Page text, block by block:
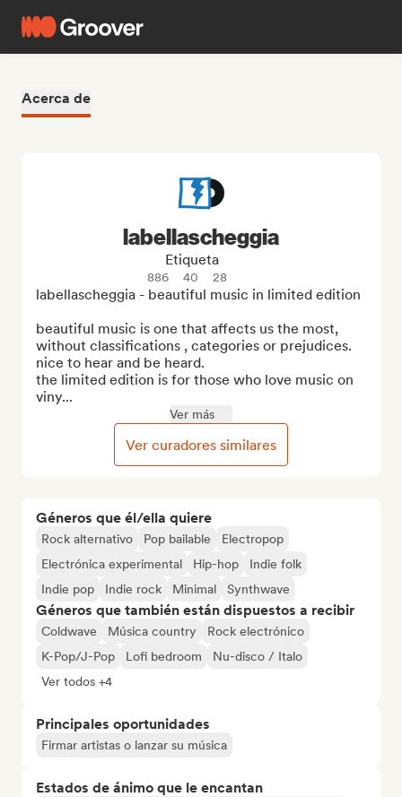
Acerca de
Géneros que él/ella quiere
Rock alternativo Pop bailable
Electropop
Electrónica experimental
Hip-hop
Indie folk
Indie pop
Indie rock Minimal Synthwave
Géneros que también están dispuestos a recibir
Coldwave Música country
Rock electrónico
K-Pop/J-Pop
Lofi bedroom
Nu-disco / Italo
Ver todos +4
Principales oportunidades
Firmar artistas o lanzar su música
Estados de ánimo que le encantan
labellascheggia
Etiqueta
886 40 28
labellascheggia - beautiful music in limited edition
beautiful music is one that affects us the most,
without classifications , categories or prejudices.
nice to hear and be heard.
the limited edition is for those who love music on
viny...
Ver más
Ver curadores similares